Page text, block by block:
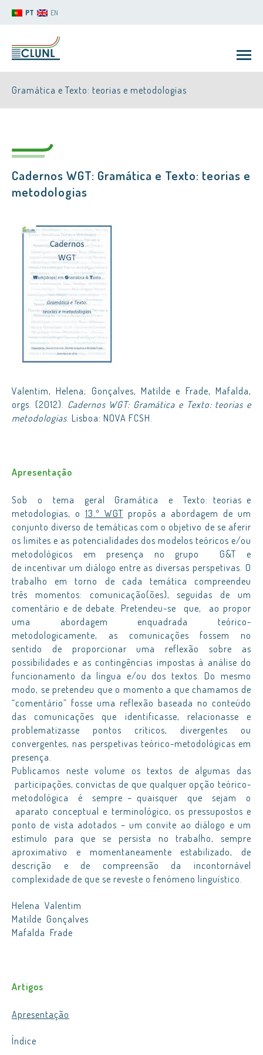
PT EN
CLUNL
Gramática e Texto: teorias e metodologias
Cadernos WGT: Gramática e Texto: teorias e
metodologias
Valentim, Helena; Gonçalves, Matilde e Frade, Mafalda,
orgs. (2012). Cadernos WGT: Gramática e Texto: teorias e
metodologias. Lisboa: NOVA FCSH.
Apresentação
Sob o tema geral Gramática e Texto: teorias e
metodologias, o 13.º WGT propôs a abordagem de um
conjunto diverso de temáticas com o objetivo de se aferir
os limites e as potencialidades dos modelos teóricos e/ou
metodológicos em presença no grupo G&T e
de incentivar um diálogo entre as diversas perspetivas. O
trabalho em torno de cada temática compreendeu
três momentos: comunicação(ões), seguidas de um
comentário e de debate. Pretendeu-se que, ao propor
uma abordagem enquadrada teórico-
metodologicamente, as comunicações fossem no
sentido de proporcionar uma reflexão sobre as
possibilidades e as contingências impostas à análise do
funcionamento da língua e/ou dos textos. Do mesmo
modo, se pretendeu que o momento a que chamamos de
“comentário” fosse uma reflexão baseada no conteúdo
das comunicações que identificasse, relacionasse e
problematizasse pontos críticos, divergentes ou
convergentes, nas perspetivas teórico-metodológicas em
presença.
Publicamos neste volume os textos de algumas das
participações, convictas de que qualquer opção teórico-
metodológica é sempre – quaisquer que sejam o
aparato conceptual e terminológico, os pressupostos e
ponto de vista adotados – um convite ao diálogo e um
estímulo para que se persista no trabalho, sempre
aproximativo e momentaneamente estabilizado, de
descrição e de compreensão da incontornável
complexidade de que se reveste o fenómeno linguístico.
Helena Valentim
Matilde Gonçalves
Mafalda Frade
Artigos
Apresentação
Índice